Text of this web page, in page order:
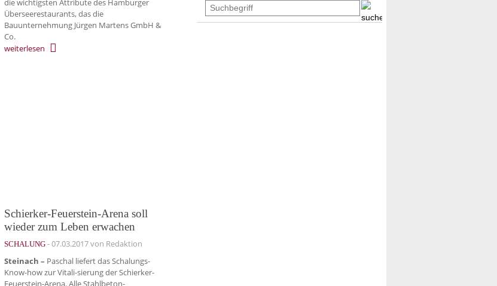
die wichtigsten Attribute des Hamburger
Überseerestaurants, das die
Bauunternehmung Jürgen Martens GmbH &
Co.
weiterlesen
Schierker-Feuerstein-Arena soll
wieder zum Leben erwachen
SCHALUNG -07.03.2017von Redaktion
Steinach – Paschal liefert das Schalungs-
Know-how zur Vitali-sierung der Schierker-
Feuerstein-Arena. Alle Stahlbeton-